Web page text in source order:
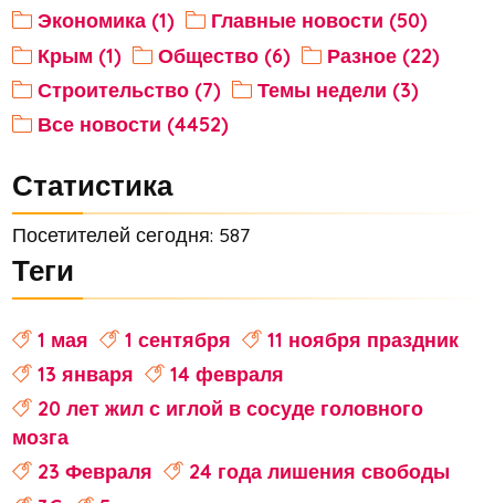
Экономика (1)
Главные новости (50)
Крым (1)
Общество (6)
Разное (22)
Строительство (7)
Темы недели (3)
Все новости (4452)
Статистика
Посетителей сегодня: 587
Теги
1 мая 1 сентября
11 ноября праздник
13 января
14 февраля
20 лет жил с иглой в сосуде головного
мозга
23 Февраля
24 года лишения свободы